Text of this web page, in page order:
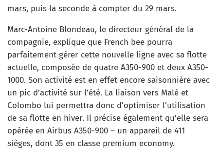
mars, puis la seconde à compter du 29 mars.
Marc-Antoine Blondeau, le directeur général de la
compagnie, explique que French bee pourra
parfaitement gérer cette nouvelle ligne avec sa flotte
actuelle, composée de quatre A350-900 et deux A350-
1000. Son activité est en effet encore saisonnière avec
un pic d’activité sur l’été. La liaison vers Malé et
Colombo lui permettra donc d’optimiser l’utilisation
de sa flotte en hiver. Il précise également qu’elle sera
opérée en Airbus A350-900 – un appareil de 411
sièges, dont 35 en classe premium economy.